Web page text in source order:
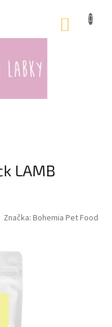
LAMB
Značka: Bohemia Pet Food